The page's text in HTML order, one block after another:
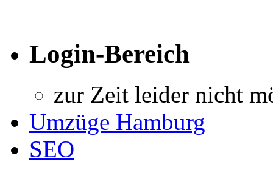
Login-Bereich
zur Zeit leider nicht
Umzüge Hamburg
SEO